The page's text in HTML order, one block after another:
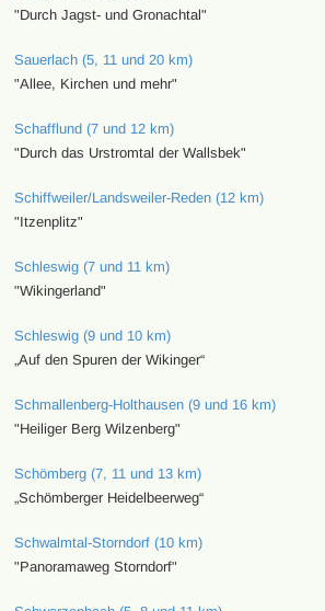
"Durch Jagst- und Gronachtal"
Sauerlach (5, 11 und 20 km)
"Allee, Kirchen und mehr"
Schafflund (7 und 12 km)
"Durch das Urstromtal der Wallsbek"
Schiffweiler/Landsweiler-Reden (12 km)
"Itzenplitz"
Schleswig (7 und 11 km)
"Wikingerland"
Schleswig (9 und 10 km)
„Auf den Spuren der Wikinger“
Schmallenberg-Holthausen (9 und 16 km)
"Heiliger Berg Wilzenberg"
Schömberg (7, 11 und 13 km)
„Schömberger Heidelbeerweg“
Schwalmtal-Storndorf (10 km)
"Panoramaweg Storndorf"